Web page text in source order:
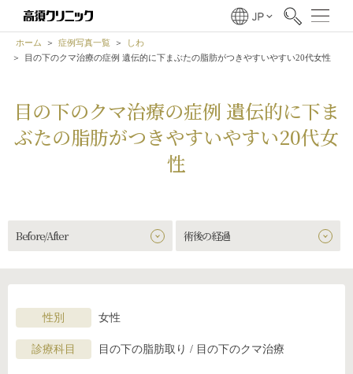
ホーム 症例写真一覧
しわ
目の下のクマ治療の症例 遺伝的に下まぶたの脂肪がつきやすいやすい20代女性
目の下のクマ治療の症例 遺伝的に下ま
ぶたの脂肪がつきやすいやすい20代女
性
Before/After 術後の経過
性別 女性
診療科目 目の下の脂肪取り / 目の下のクマ治療